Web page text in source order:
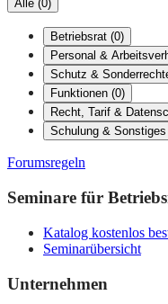
Alle (0)
Betriebsrat (0)
Personal &
Schutz &
Funktionen (0)
Recht, Tarif &
Schulung & Sonstiges
Forumsregeln
Seminare für
Katalog kostenlos
Seminarübersicht
Unternehmen